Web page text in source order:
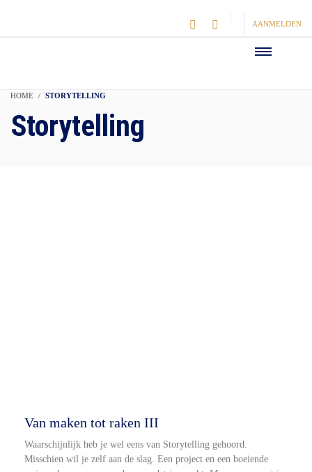
AANMELDEN
HOME STORYTELLING
Storytelling
Van maken tot raken III
Waarschijnlijk heb je wel eens van Storytelling gehoord.
Misschien wil je zelf aan de slag. Een project en een boeiende